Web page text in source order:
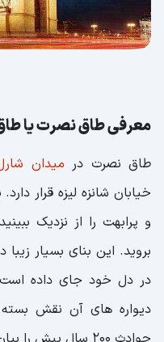
معرفی طاق نصرت یا
طاق نصرت در میدان
خیابان شانزه لیزه قرار
و پرابهت را از نزدیک
بروید. این بنای بسیار
در دل خود جای داده است
دیواره های آن نقش